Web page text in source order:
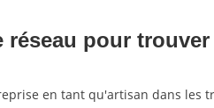
réseau pour
en tant qu'artisan dans les